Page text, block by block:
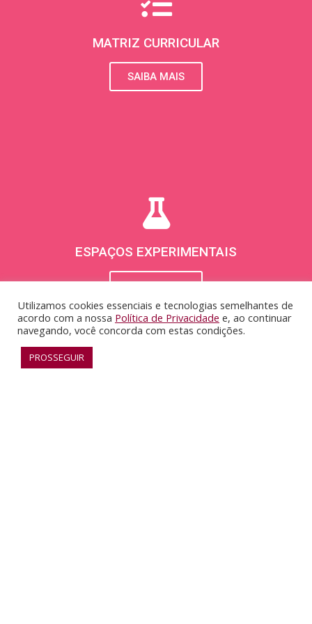
g
r
a
MATRIZ CURRICULAR
SAIBA MAIS
ESPAÇOS EXPERIMENTAIS
SAIBA MAIS
Utilizamos cookies essenciais e tecnologias semelhantes de
acordo com a nossa Política de Privacidade e, ao continuar
navegando, você concorda com estas condições.
PROSSEGUIR